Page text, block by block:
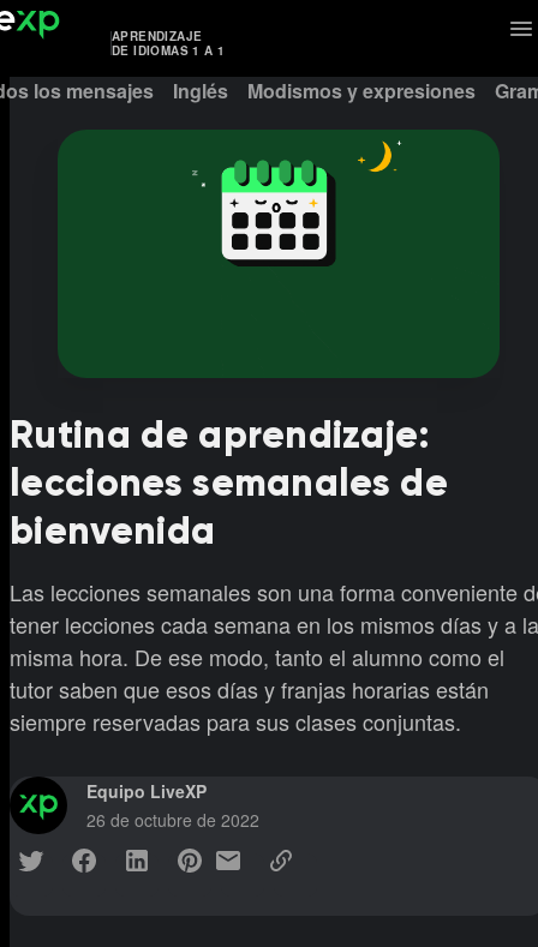
APRENDIZAJE
DE IDIOMAS 1 A 1
los mensajes Inglés Modismos y expresiones
Rutina de aprendizaje:
lecciones semanales de
bienvenida
Las lecciones semanales son una forma conveniente
tener lecciones cada semana en los mismos días y a la
misma hora. De ese modo, tanto el alumno como el
tutor saben que esos días y franjas horarias están
siempre reservadas para sus clases conjuntas.
Equipo LiveXP
26 de octubre de 2022